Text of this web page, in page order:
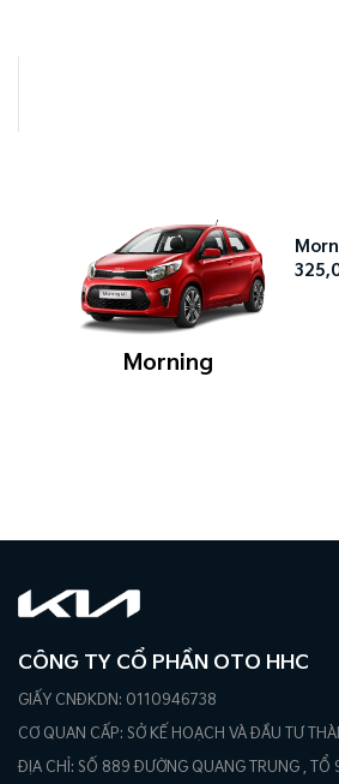
Morning
CÔNG TY CỔ PHẦN OTO HHC
GIẤY CNĐKDN: 0110946738
CƠ QUAN CẤP: SỞ KẾ HOẠCH VÀ ĐẦU TƯ
ĐỊA CHỈ: SỐ 889 ĐƯỜNG QUANG TRUNG , TỔ